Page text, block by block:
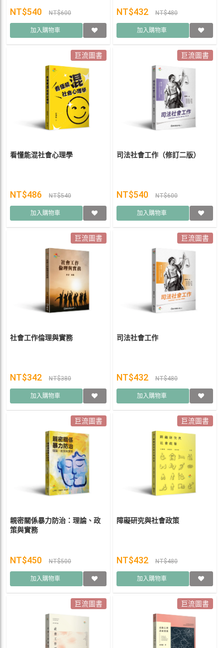
NT$540 NT$600
加入購物車
NT$432 NT$480
加入購物車
巨流圖書
看懂能混社會心理學
NT$486 NT$540
加入購物車
巨流圖書
司法社會工作（修訂二版）
NT$540 NT$600
加入購物車
巨流圖書
社會工作倫理與實務
NT$342 NT$380
加入購物車
巨流圖書
司法社會工作
NT$432 NT$480
加入購物車
巨流圖書
親密關係暴力防治：理論、政
策與實務
NT$450 NT$500
加入購物車
巨流圖書
障礙研究與社會政策
NT$432 NT$480
加入購物車
巨流圖書 巨流圖書